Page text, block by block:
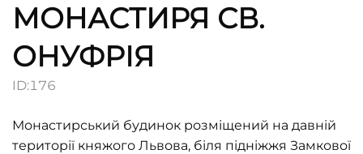
МОНАСТИРЯ СВ.
ОНУФРІЯ
ID:176
Монастирський будинок розміщений на давній
території княжого Львова, біля підніжжя Замкової